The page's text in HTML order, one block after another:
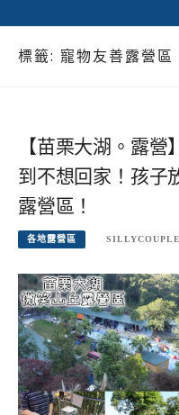
標籤: 寵物友善露營區
【苗栗大湖。露
到不想回家！孩子
露營區！
各地露營區